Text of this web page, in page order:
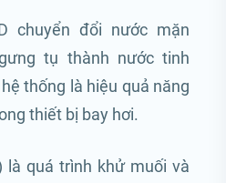
chuyển đổi nước mặn
tụ thành nước tinh
thống là hiệu quả năng
thiết bị bay hơi.
là quá trình khử muối và